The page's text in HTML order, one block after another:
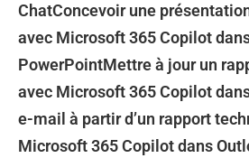
ChatConcevoir une
avec Microsoft 365 Copilot
PowerPointMettre à jour un
avec Microsoft 365 Copilot
e-mail à partir d’un rapport
Microsoft 365 Copilot dans